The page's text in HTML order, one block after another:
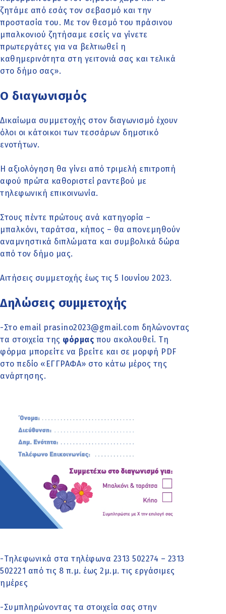
ζητάμε από εσάς τον σεβασμό και την
προστασία του. Με τον θεσμό του πράσινου
μπαλκονιού ζητήσαμε εσείς να γίνετε
πρωτεργάτες για να βελτιωθεί η
καθημερινότητα στη γειτονιά σας και τελικά
στο δήμο σας».
Ο διαγωνισμός
Δικαίωμα συμμετοχής στον διαγωνισμό έχουν
όλοι οι κάτοικοι των τεσσάρων δημοτικό
ενοτήτων.
Η αξιολόγηση θα γίνει από τριμελή επιτροπή
αφού πρώτα καθοριστεί ραντεβού με
τηλεφωνική επικοινωνία.
Στους πέντε πρώτους ανά κατηγορία –
μπαλκόνι, ταράτσα, κήπος – θα απονεμηθούν
αναμνηστικά διπλώματα και συμβολικά δώρα
από τον δήμο μας.
Αιτήσεις συμμετοχής έως τις 5 Ιουνίου 2023.
Δηλώσεις συμμετοχής
-Στο email prasino2023@gmail.com δηλώνοντας
τα στοιχεία της φόρμας που ακολουθεί. Τη
φόρμα μπορείτε να βρείτε και σε μορφή PDF
στο πεδίο «ΕΓΓΡΑΦΑ» στο κάτω μέρος της
ανάρτησης.
-Τηλεφωνικά στα τηλέφωνα 2313 502274 – 2313
502221 από τις 8 π.μ. έως 2μ.μ. τις εργάσιμες
ημέρες
-Συμπληρώνοντας τα στοιχεία σας στην